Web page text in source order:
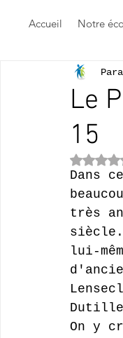
Accueil Notre
Le
15
Dans
très
siècle.
lui-
On y